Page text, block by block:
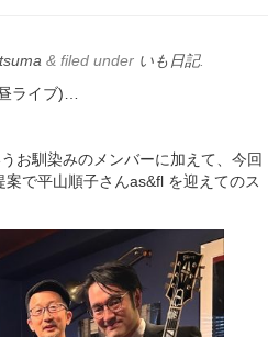
& filed under いも日記.
ライブ)…
お馴染みのメンバーに加えて、今回
で平山順子さんas&fl を迎えてのス